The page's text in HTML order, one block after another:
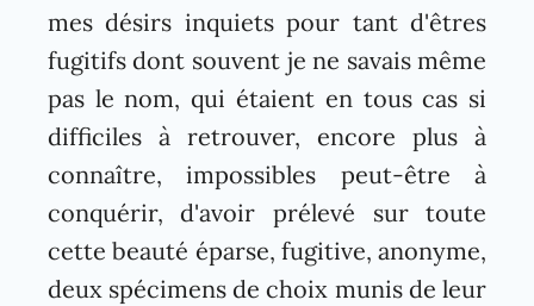
mes désirs inquiets pour tant d'êtres
fugitifs dont souvent je ne savais même
pas le nom, qui étaient en tous cas si
difficiles à retrouver, encore plus à
connaître, impossibles peut-être à
conquérir, d'avoir prélevé sur toute
cette beauté éparse, fugitive, anonyme,
deux spécimens de choix munis de leur